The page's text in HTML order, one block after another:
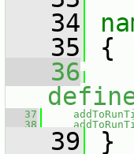
   34
   35
{
   36
   37
   38
   39
}